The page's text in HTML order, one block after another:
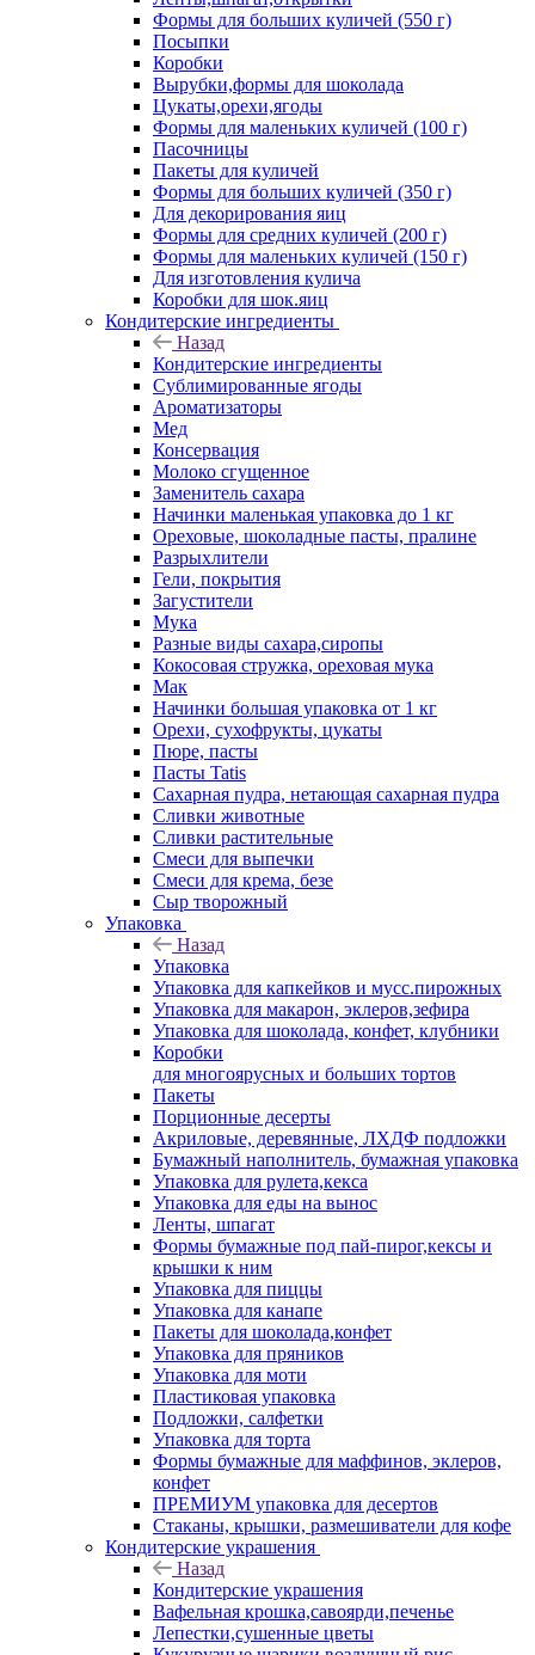
Формы для больших куличей (550 г)
Посыпки
Коробки
Вырубки,формы для шоколада
Цукаты,орехи,ягоды
Формы для маленьких куличей (100 г)
Пасочницы
Пакеты для куличей
Формы для больших куличей (350 г)
Для декорирования яиц
Формы для средних куличей (200 г)
Формы для маленьких куличей (150 г)
Для изготовления кулича
Коробки для шок.яиц
Кондитерские ингредиенты
Назад
Кондитерские ингредиенты
Сублимированные ягоды
Ароматизаторы
Мед
Консервация
Молоко сгущенное
Заменитель сахара
Начинки маленькая упаковка до 1 кг
Ореховые, шоколадные пасты, пралине
Разрыхлители
Гели, покрытия
Загустители
Мука
Разные виды сахара,сиропы
Кокосовая стружка, ореховая мука
Мак
Начинки большая упаковка от 1 кг
Орехи, сухофрукты, цукаты
Пюре, пасты
Пасты Tatis
Сахарная пудра, нетающая сахарная пудра
Сливки животные
Сливки растительные
Смеси для выпечки
Смеси для крема, безе
Сыр творожный
Упаковка
Назад
Упаковка
Упаковка для капкейков и мусс.пирожных
Упаковка для макарон, эклеров,зефира
Упаковка для шоколада, конфет, клубники
Коробки
для многоярусных и больших тортов
Пакеты
Порционные десерты
Акриловые, деревянные, ЛХДФ подложки
Бумажный наполнитель, бумажная упаковка
Упаковка для рулета,кекса
Упаковка для еды на вынос
Ленты, шпагат
Формы бумажные под пай-пирог,кексы и
крышки к ним
Упаковка для пиццы
Упаковка для канапе
Пакеты для шоколада,конфет
Упаковка для пряников
Упаковка для моти
Пластиковая упаковка
Подложки, салфетки
Упаковка для торта
Формы бумажные для маффинов, эклеров,
конфет
ПРЕМИУМ упаковка для десертов
Стаканы, крышки, размешиватели для кофе
Кондитерские украшения
Назад
Кондитерские украшения
Вафельная крошка,савоярди,печенье
Лепестки,сушенные цветы